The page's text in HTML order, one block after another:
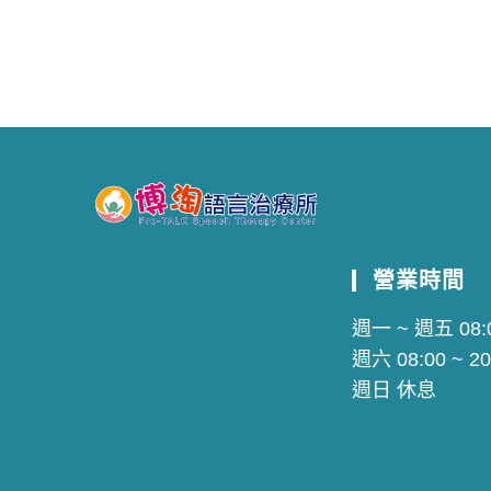
營業時間
週一 ~ 週五
週六 08:00 ~
週日 休息